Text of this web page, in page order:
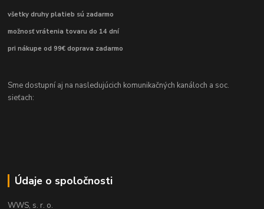
všetky druhy platieb sú zadarmo
možnosť vrátenia tovaru do 14 dní
pri nákupe od 99€ doprava zadarmo
Sme dostupní aj na nasledujúcich komunikačných kanáloch a soc.
sieťach:
Údaje o spoločnosti
WWS, s. r. o.